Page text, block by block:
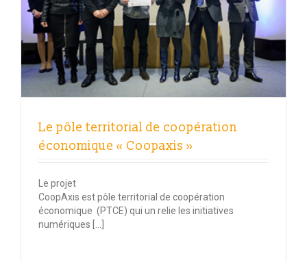
Le pôle territorial de coopération
économique « Coopaxis »
Le projet
CoopAxis est pôle territorial de coopération
économique (PTCE) qui un relie les initiatives
numériques […]